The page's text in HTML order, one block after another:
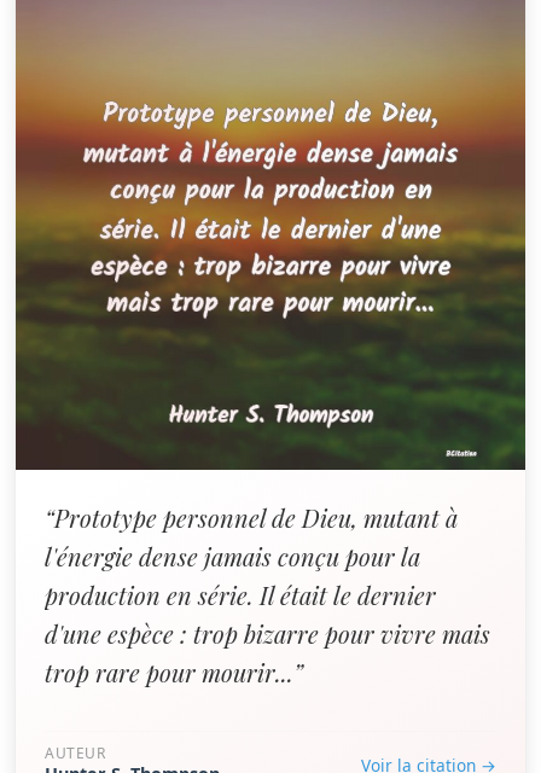
“Prototype personnel de Dieu, mutant à
l'énergie dense jamais conçu pour la
production en série. Il était le dernier
d'une espèce : trop bizarre pour vivre mais
trop rare pour mourir...”
AUTEUR Voir la citation →